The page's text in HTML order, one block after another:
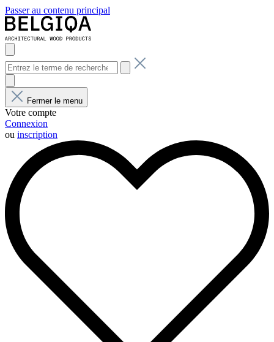
Passer au contenu principal
Fermer le menu
Votre compte
Connexion
ou inscription